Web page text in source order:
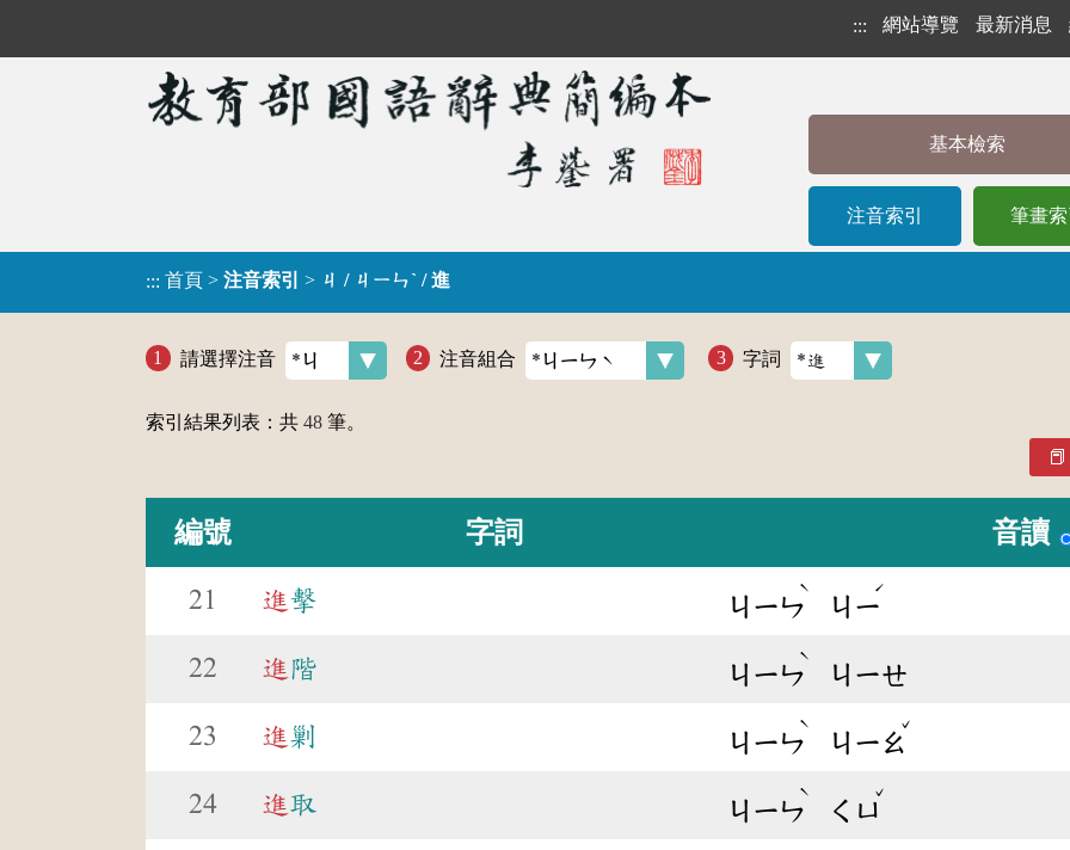
::: 網站導覽 最新消息
基本檢索
注音索引 筆畫索
::: 首頁 > 注音索引 > ㄐ / ㄐㄧㄣˋ / 進
請選擇注音 注音組合 字詞
索引結果列表：共 48 筆。
編號 字詞 音讀
21 進擊 ㄐㄧㄣ
ˋ
ㄐㄧ
ˊ
22 進 階 ㄐㄧㄣ
ˋ
ㄐㄧㄝ
23 進剿 ㄐㄧㄣ
ˋ
ㄐㄧㄠ
ˇ
24 進取 ㄐㄧㄣ
ˋ
ㄑㄩ
ˇ